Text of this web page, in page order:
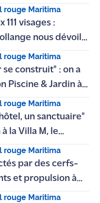
Roque Forcade à
rouge Maritima
111 visages :
nous dévoile
ses quartiers et
rouge Maritima
se construit" : on a
Piscine & Jardin à
bassins écolos
rouge Maritima
un sanctuaire"
la Villa M, le
marseillais entre
et rencontres
rouge Maritima
par des cerfs-
et propulsion à
Marseille, capitale
rouge Maritima